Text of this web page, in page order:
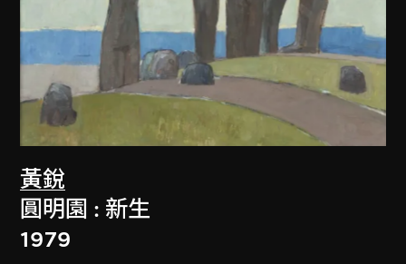
黃銳
圓明園 : 新生
1979